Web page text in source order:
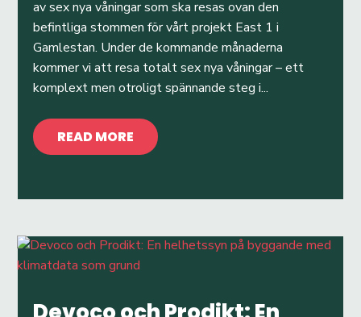
av sex nya våningar som ska resas ovan den
befintliga stommen för vårt projekt East 1 i
Gamlestan. Under de kommande månaderna
kommer vi att resa totalt sex nya våningar – ett
komplext men otroligt spännande steg i...
READ MORE